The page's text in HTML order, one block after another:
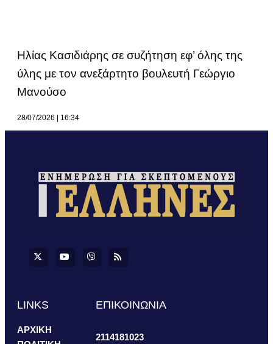
Ηλίας Κασιδιάρης σε συζήτηση εφ’ όλης της
ύλης με τον ανεξάρτητο βουλευτή Γεώργιο
Μανούσο
28/07/2026 16:34
LINKS
ΑΡΧΙΚΗ
ΕΠΙΚΟΙΝΩΝΙΑ
2114181023